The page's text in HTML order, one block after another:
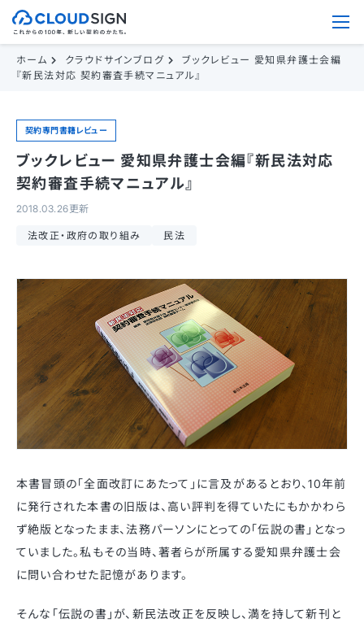
ホーム クラウドサインブログ
ブックレビュー 愛知県弁護士会編
『新民法対応 契約審査手続マニュアル』
契約専門書籍レビュー
ブックレビュー 愛知県弁護士会編『新民法対応
契約審査手続マニュアル』
2018.03.26更新
法改正・政府の取り組み 民法
本書冒頭の「全面改訂にあたって」に言及があるとおり、10年前
に発行された本書の旧版は、高い評判を得ていたにもかかわら
ず絶版となったまま、法務パーソンにとっての「伝説の書」となっ
ていました。私もその当時、著者らが所属する愛知県弁護士会
に問い合わせた記憶があります。
そんな「伝説の書」が、新民法改正を反映し、満を持して新刊と